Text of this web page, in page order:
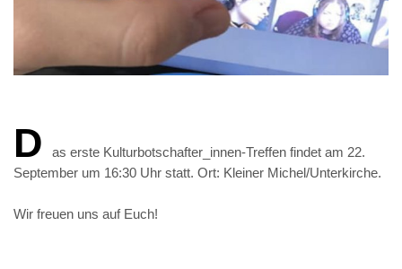
D
as erste Kulturbotschafter_innen-Treffen findet am 22.
September um 16:30 Uhr statt. Ort: Kleiner Michel/Unterkirche.
Wir freuen uns auf Euch!